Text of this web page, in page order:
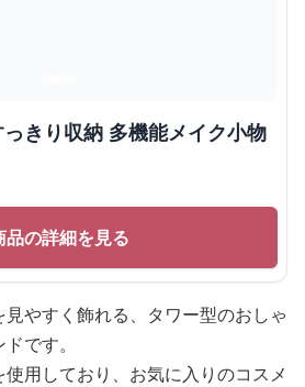
きり収納 多機能メイク小物
品の詳細を見る
やすく飾れる、タワー型のおしゃ
です。
用しており、お気に入りのコスメ